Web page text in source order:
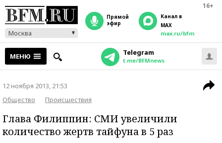
16+
Москва
прямой
эфир
Канал в
MAX
max.ru/bfm
МЕНЮ Telegram
t.me/BFMnews
12 ноября 2013, 21:53
Общество
Происшествия
Глава Филиппин: СМИ увеличили
количество жертв тайфуна в 5 раз